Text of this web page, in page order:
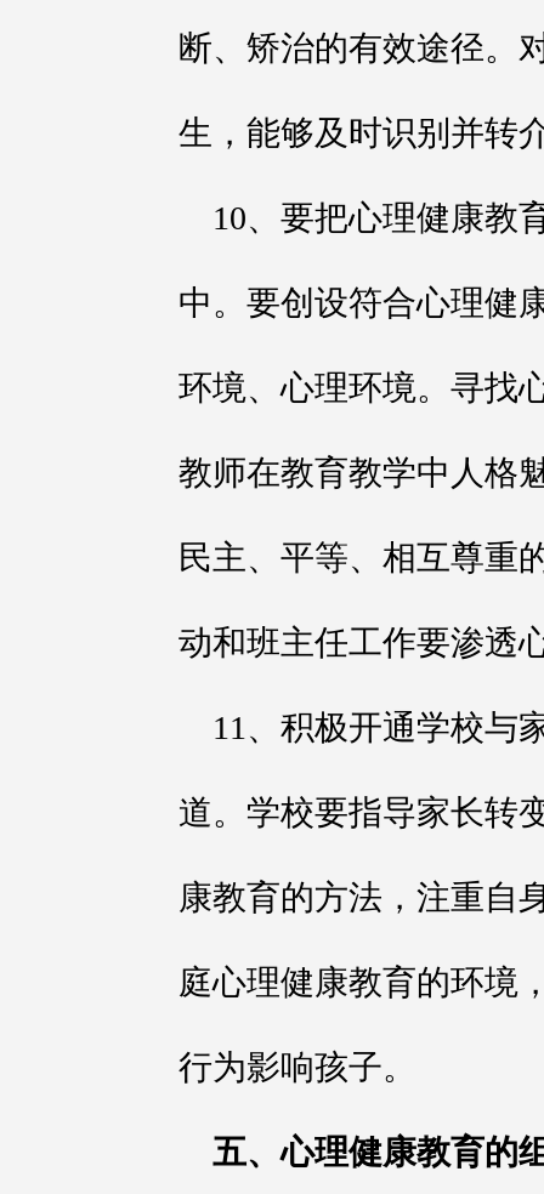
断、矫治的有效途径。
生，能够及时识别并转
10、要把心理健康教
中。要创设符合心理健
环境、心理环境。寻找
教师在教育教学中人格
民主、平等、相互尊重
动和班主任工作要渗透
11、积极开通学校与
道。学校要指导家长转
康教育的方法，注重自
庭心理健康教育的环境
行为影响孩子。
五、心理健康教育的